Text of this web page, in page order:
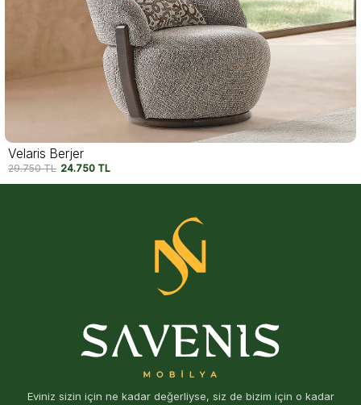
Pisa Ceviz Berjer
32.750TL 27.500 TL
Eviniz sizin için ne kadar değerliyse, siz de bizim için o kadar